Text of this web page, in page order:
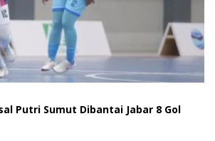
Putri Sumut Dibantai Jabar 8 Gol